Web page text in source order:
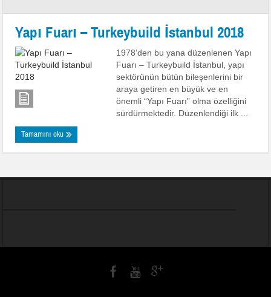
Yapı Fuarı – Turkeybuild İstanbul 2018
1978‘den bu yana düzenlenen Yapı
Fuarı – Turkeybuild İstanbul, yapı
sektörünün bütün bileşenlerini bir
araya getiren en büyük ve en
önemli “Yapı Fuarı” olma özelliğini
sürdürmektedir. Düzenlendiği ilk ...
Tamamını oku